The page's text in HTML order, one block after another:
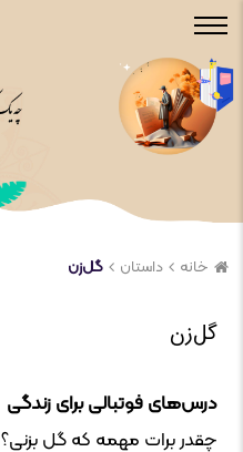
خانه داستان گل‌زن
گل‌زن
درس‌های فوتبالی برای زندگی
چقدر برات مهمه که گل بزنی؟